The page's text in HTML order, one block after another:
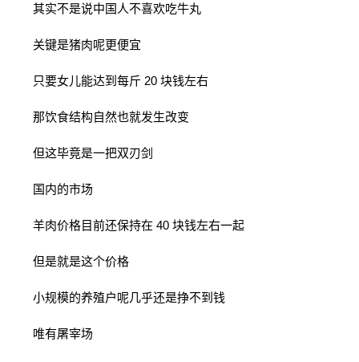
其实不是说中国人不喜欢吃牛丸
关键是猪肉呢更便宜
只要女儿能达到每斤 20 块钱左右
那饮食结构自然也就发生改变
但这毕竟是一把双刃剑
国内的市场
羊肉价格目前还保持在 40 块钱左右一起
但是就是这个价格
小规模的养殖户呢几乎还是挣不到钱
唯有屠宰场